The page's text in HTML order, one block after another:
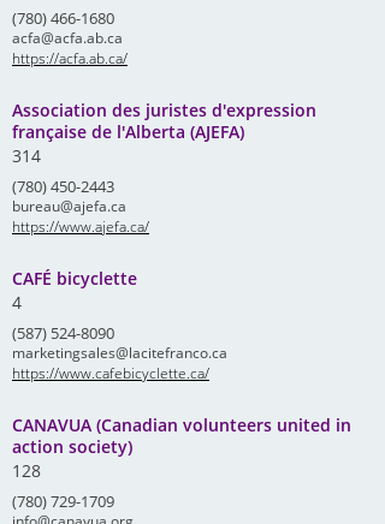
(780) 466-1680
acfa@acfa.ab.ca
https://acfa.ab.ca/
Association des juristes d'expression
française de l'Alberta (AJEFA)
314
(780) 450-2443
bureau@ajefa.ca
https://www.ajefa.ca/
CAFÉ bicyclette
4
(587) 524-8090
marketingsales@lacitefranco.ca
https://www.cafebicyclette.ca/
CANAVUA (Canadian volunteers united in
action society)
128
(780) 729-1709